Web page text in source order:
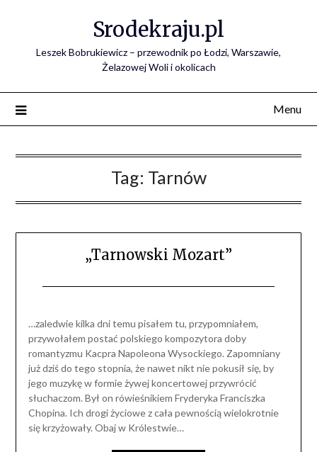
Srodekraju.pl
Leszek Bobrukiewicz – przewodnik po Łodzi, Warszawie,
Żelazowej Woli i okolicach
Menu
Tag: Tarnów
„Tarnowski Mozart”
…zaledwie kilka dni temu pisałem tu, przypomniałem,
przywołałem postać polskiego kompozytora doby
romantyzmu Kacpra Napoleona Wysockiego. Zapomniany
już dziś do tego stopnia, że nawet nikt nie pokusił się, by
jego muzykę w formie żywej koncertowej przywrócić
słuchaczom. Był on rówieśnikiem Fryderyka Franciszka
Chopina. Ich drogi życiowe z cała pewnością wielokrotnie
się krzyżowały. Obaj w Królestwie…